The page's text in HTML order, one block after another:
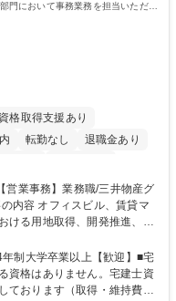
門において事務業務を担当いただき
資格取得支援あり
転勤なし
退職金あり
ける用地取得、開発推進、賃
部門において事務業務を担当
種費用支払、支払管理、請
応）・予算作成及び予実管
制大学卒業以上【歓迎】■宅
資格はありません。宅建士資
ております（取得・維持費用